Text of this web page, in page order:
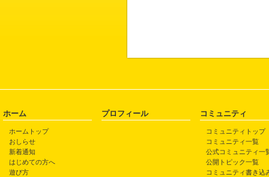
ホーム
ホームトップ
おしらせ
新着通知
はじめての方へ
遊び方
プロフィール コミュニティ
コミュニティトップ
コミュニティ一覧
公式コミュニティ一
公開トピック一覧
コミュニティ書き込